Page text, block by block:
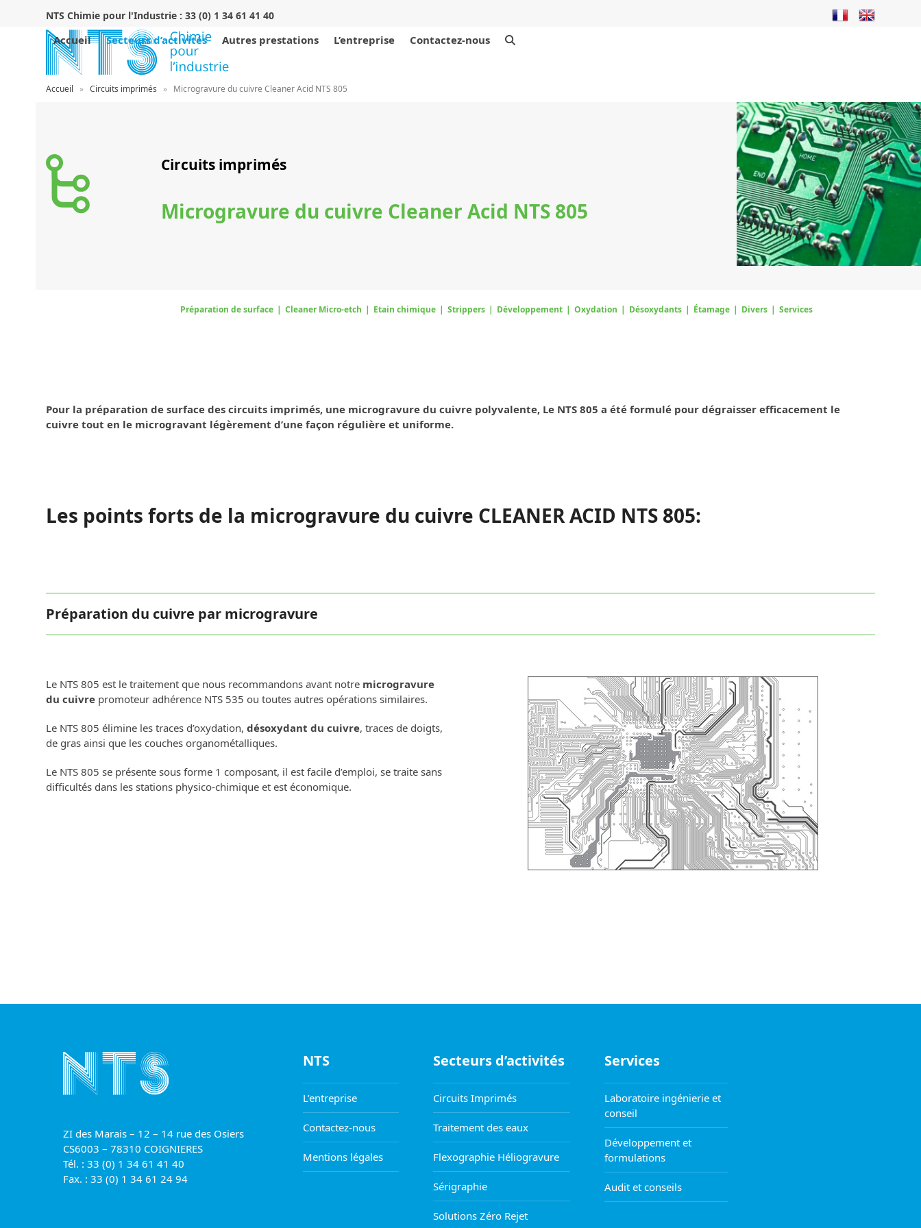
NTS Chimie pour l'Industrie :33 (0) 1 34 61 41 40
Accueil Secteurs d’activités Autres prestations L’entreprise Contactez-nous
Accueil » Circuits imprimés » Microgravure du cuivre Cleaner Acid NTS 805
Circuits imprimés
Microgravure du cuivre Cleaner Acid NTS 805
Préparation de surface | Cleaner Micro-etch | Etain chimique | Strippers | Développement | Oxydation | Désoxydants | Étamage | Divers | Services
Pour la préparation de surface des circuits imprimés, une microgravure du cuivre polyvalente, Le NTS 805 a été formulé pour dégraisser efficacement le
cuivre tout en le microgravant légèrement d’une façon régulière et uniforme.
Les points forts de la microgravure du cuivre CLEANER ACID NTS 805:
Préparation du cuivre par microgravure
Le NTS 805 est le traitement que nous recommandons avant notre microgravure
du cuivre promoteur adhérence NTS 535 ou toutes autres opérations similaires.
Le NTS 805 élimine les traces d’oxydation,désoxydant du cuivre, traces de doigts,
de gras ainsi que les couches organométalliques.
Le NTS 805 se présente sous forme 1 composant, il est facile d’emploi, se traite sans
difficultés dans les stations physico-chimique et est économique.
ZI des Marais – 12 – 14 rue des Osiers
CS6003 – 78310 COIGNIERES
Tél. : 33 (0) 1 34 61 41 40
Fax. : 33 (0) 1 34 61 24 94
NTS
L’entreprise
Contactez-nous
Mentions légales
Secteurs d’activités
Circuits Imprimés
Traitement des eaux
Flexographie Héliogravure
Sérigraphie
Solutions Zéro Rejet
Services
Laboratoire ingénierie et
conseil
Développement et
formulations
Audit et conseils